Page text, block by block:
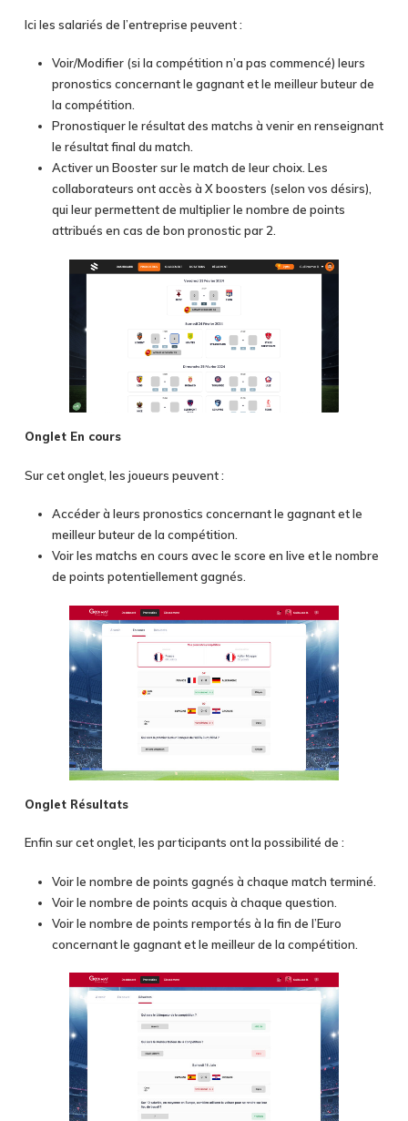
Ici les salariés de l’entreprise peuvent :
Voir/Modifier (si la compétition n’a pas commencé) leurs
pronostics concernant le gagnant et le meilleur buteur de
la compétition.
Pronostiquer le résultat des matchs à venir en renseignant
le résultat final du match.
Activer un Booster sur le match de leur choix. Les
collaborateurs ont accès à X boosters (selon vos désirs),
qui leur permettent de multiplier le nombre de points
attribués en cas de bon pronostic par 2.
Onglet En cours
Sur cet onglet, les joueurs peuvent :
Accéder à leurs pronostics concernant le gagnant et le
meilleur buteur de la compétition.
Voir les matchs en cours avec le score en live et le nombre
de points potentiellement gagnés.
Onglet Résultats
Enfin sur cet onglet, les participants ont la possibilité de :
Voir le nombre de points gagnés à chaque match terminé.
Voir le nombre de points acquis à chaque question.
Voir le nombre de points remportés à la fin de l’Euro
concernant le gagnant et le meilleur de la compétition.